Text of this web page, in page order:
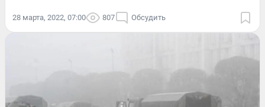
28 марта, 2022, 07:00 807 Обсудить